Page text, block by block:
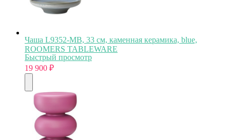
Чаша L9352-MB, 33 см, каменная керамика, blue,
ROOMERS TABLEWARE
Быстрый просмотр
19 900 ₽